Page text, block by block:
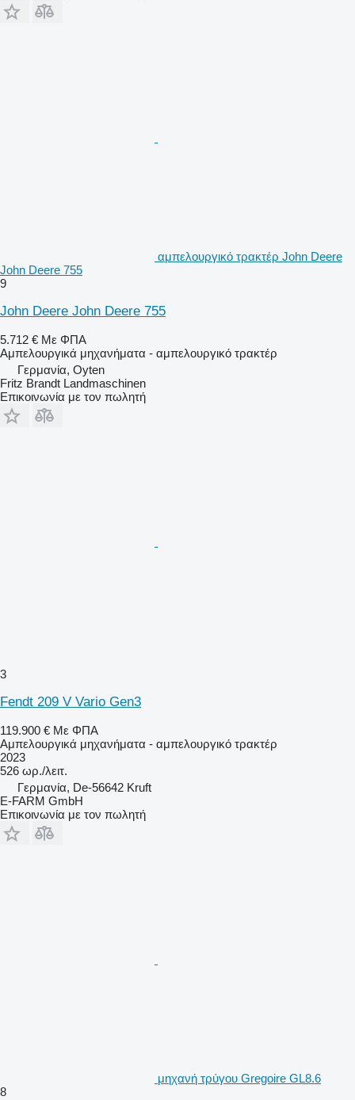
αμπελουργικό τρακτέρ John Deere
John Deere 755
9
John Deere John Deere 755
5.712 € Με ΦΠΑ
Αμπελουργικά μηχανήματα - αμπελουργικό τρακτέρ
Γερμανία, Oyten
Fritz Brandt Landmaschinen
Επικοινωνία με τον πωλητή
3
Fendt 209 V Vario Gen3
119.900 € Με ΦΠΑ
Αμπελουργικά μηχανήματα - αμπελουργικό τρακτέρ
2023
526 ωρ./λειτ.
Γερμανία, De-56642 Kruft
E-FARM GmbH
Επικοινωνία με τον πωλητή
μηχανή τρύγου Gregoire GL8.6
8